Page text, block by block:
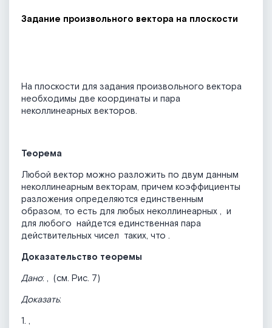
Задание произвольного вектора на плоскости
На плоскости для задания произвольного вектора
необходимы две координаты и пара
неколлинеарных векторов.
Теорема
Любой вектор можно разложить по двум данным
неколлинеарным векторам, причем коэффициенты
разложения определяются единственным
образом, то есть для любых неколлинеарных , и
для любого найдется единственная пара
действительных чисел таких, что .
Доказательство теоремы
Дано: , (см. Рис. 7)
Доказать:
1. ,